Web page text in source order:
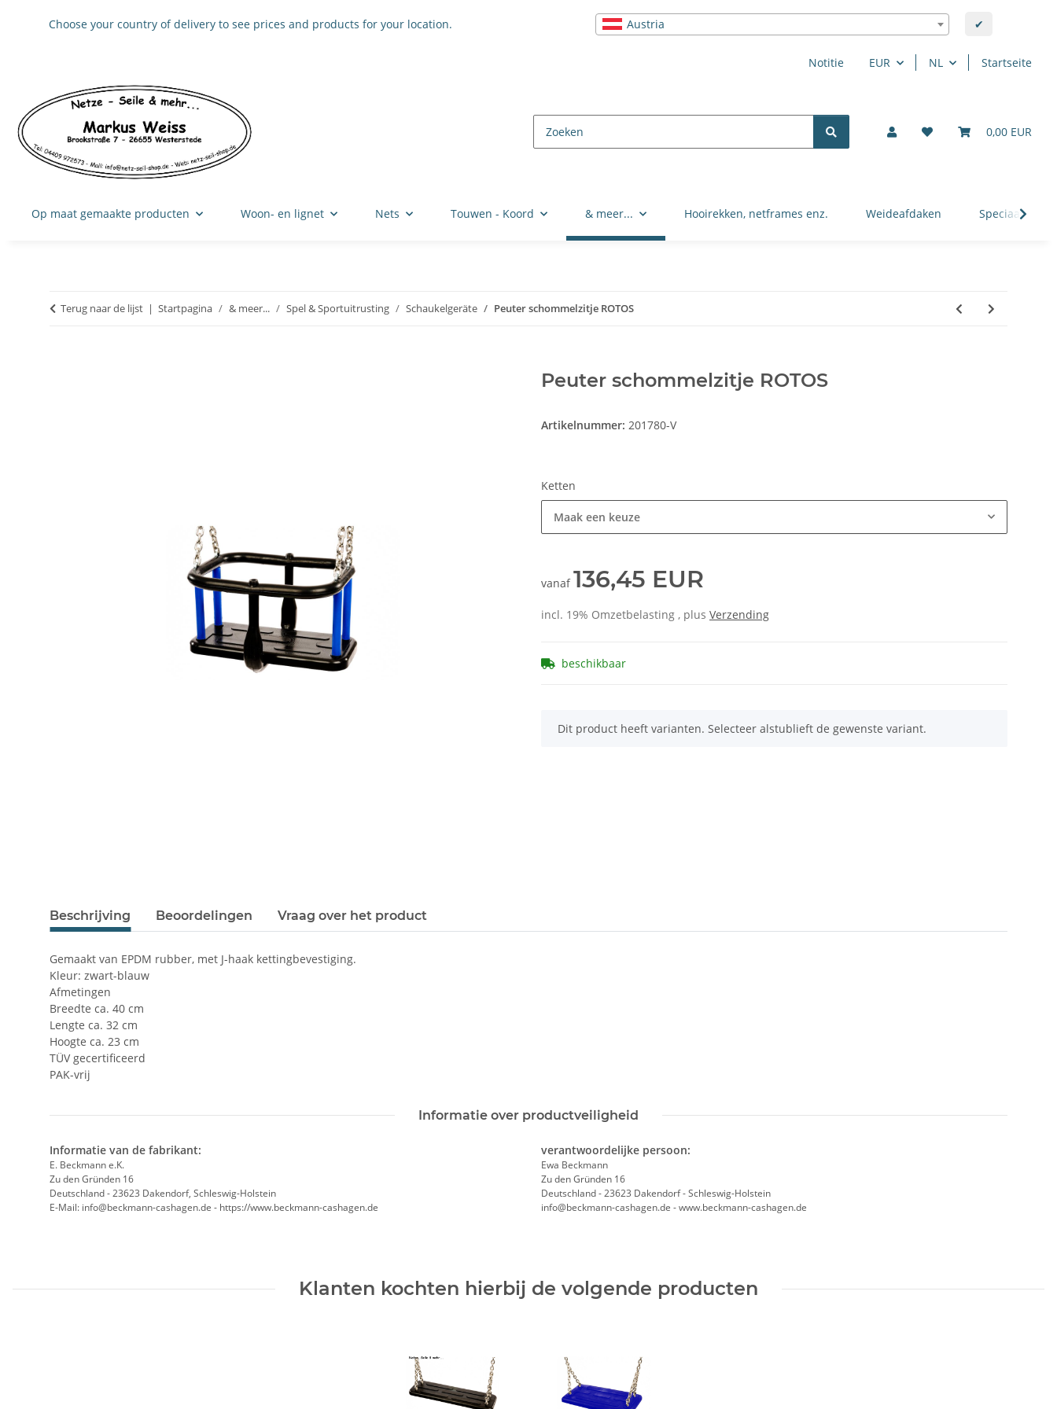
Choose your country of delivery to see prices and products for your location. Austria ✔
EUR NL Startseite
Notitie
0,00 EUR
Op maat gemaakte producten Woon- en lignet Nets Touwen - Koord & meer... Hooirekken, netframes enz. Weideafdaken Speciaal
Terug naar de lijst Startpagina & meer... Spel & Sportuitrusting Schaukelgeräte Peuter schommelzitje ROTOS
Peuter schommelzitje ROTOS
Artikelnummer: 201780-V
Ketten
Maak een keuze
vanaf136,45 EUR
incl. 19% Omzetbelasting , plus Verzending
beschikbaar
x
Dit product heeft varianten. Selecteer alstublieft de gewenste variant.
Beschrijving Beoordelingen Vraag over het product
Gemaakt van EPDM rubber, met J-haak kettingbevestiging.
Kleur: zwart-blauw
Afmetingen
Breedte ca. 40 cm
Lengte ca. 32 cm
Hoogte ca. 23 cm
TÜV gecertificeerd
PAK-vrij
Informatie over productveiligheid
Informatie van de fabrikant:
E. Beckmann e.K.
Zu den Gründen 16
Deutschland - 23623 Dakendorf, Schleswig-Holstein
E-Mail: info@beckmann-cashagen.de - https://www.beckmann-cashagen.de
verantwoordelijke persoon:
Ewa Beckmann
Zu den Gründen 16
Deutschland - 23623 Dakendorf - Schleswig-Holstein
info@beckmann-cashagen.de - www.beckmann-cashagen.de
Klanten kochten hierbij de volgende producten